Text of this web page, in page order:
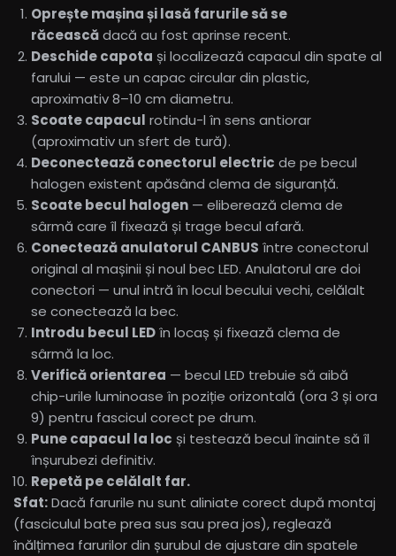
Oprește mașina și lasă farurile să se
răceascădacă au fost aprinse recent.
Deschide capota și localizează capacul din spate al
farului — este un capac circular din plastic,
aproximativ 8–10 cm diametru.
Scoate capacul rotindu-l în sens antiorar
(aproximativ un sfert de tură).
Deconectează conectorul electric de pe becul
halogen existent apăsând clema de siguranță.
Scoate becul halogen — eliberează clema de
sârmă care îl fixează și trage becul afară.
Conectează anulatorul CANBUS între conectorul
original al mașinii și noul bec LED. Anulatorul are doi
conectori — unul intră în locul becului vechi, celălalt
se conectează la bec.
Introdu becul LEDîn locaș și fixează clema de
sârmă la loc.
Verifică orientarea — becul LED trebuie să aibă
chip-urile luminoase în poziție orizontală (ora 3 și ora
9) pentru fascicul corect pe drum.
Pune capacul la loc și testează becul înainte să îl
înșurubezi definitiv.
Repetă pe celălalt far.
Sfat:Dacă farurile nu sunt aliniate corect după montaj
(fasciculul bate prea sus sau prea jos), reglează
înălțimea farurilor din șurubul de ajustare din spatele